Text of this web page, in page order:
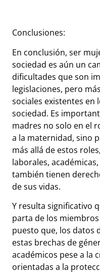
Conclusiones:
En conclusión, ser
sociedad es aún un
dificultades que son
legislaciones, pero
sociales existentes en
sociedad. Es
madres no solo en el
a la maternidad, sino
más allá de estos
laborales,
también tienen
de sus vidas.
Y resulta significativo
parta de los
puesto que, los datos
estas brechas de
académicos pese a la
orientadas a la